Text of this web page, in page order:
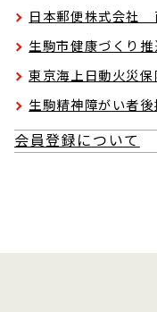
日本郵便株式会社
生駒市健康づくり
東京海上日動火災
生駒精神障がい者
会員登録について